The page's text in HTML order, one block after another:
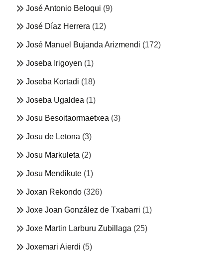
José Antonio Beloqui (9)
José Díaz Herrera (12)
José Manuel Bujanda Arizmendi (172)
Joseba Irigoyen (1)
Joseba Kortadi (18)
Joseba Ugaldea (1)
Josu Besoitaormaetxea (3)
Josu de Letona (3)
Josu Markuleta (2)
Josu Mendikute (1)
Joxan Rekondo (326)
Joxe Joan González de Txabarri (1)
Joxe Martin Larburu Zubillaga (25)
Joxemari Aierdi (5)